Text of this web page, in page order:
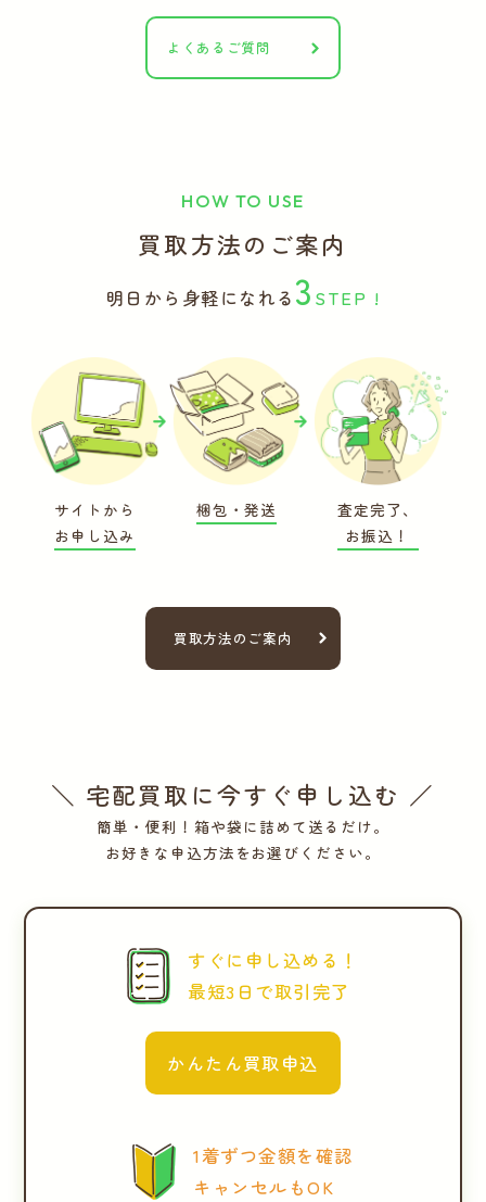
よくあるご質問
HOW TO USE
買取方法のご案内
明日から身軽になれる 3 STEP !
サイトから
お申し込み
梱包・発送
査定完了、
お振込！
買取方法のご案内
＼ 宅配買取に今すぐ申し込む ／
簡単・便利！箱や袋に詰めて送るだけ。
お好きな申込方法をお選びください。
すぐに申し込める！
最短3日で取引完了
かんたん買取申込
1着ずつ金額を確認
キャンセルもOK